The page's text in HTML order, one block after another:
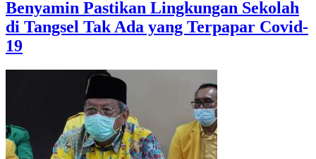
Benyamin Pastikan Lingkungan Sekolah
di Tangsel Tak Ada yang Terpapar Covid-
19